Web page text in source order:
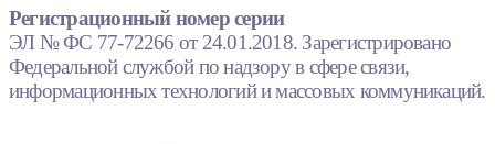
Регистрационный номер серии
ЭЛ № ФС 77-72266 от 24.01.2018. Зарегистрировано
Федеральной службой по надзору в сфере связи,
информационных технологий и массовых коммуникаций.